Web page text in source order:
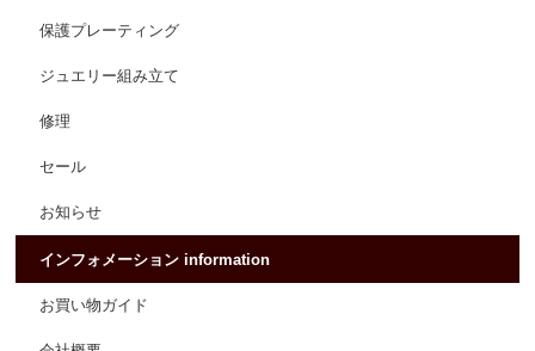
保護プレーティング
ジュエリー組み立て
修理
セール
お知らせ
インフォメーション information
お買い物ガイド